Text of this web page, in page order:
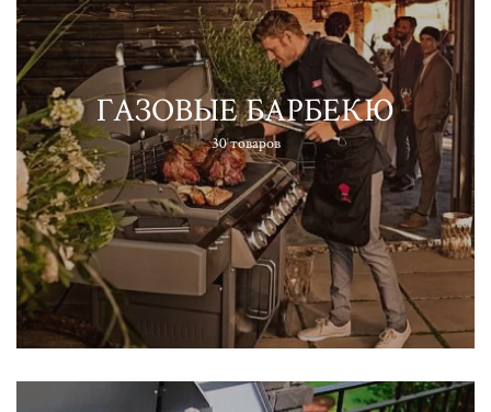
ГАЗОВЫЕ БАРБЕКЮ
30 товаров